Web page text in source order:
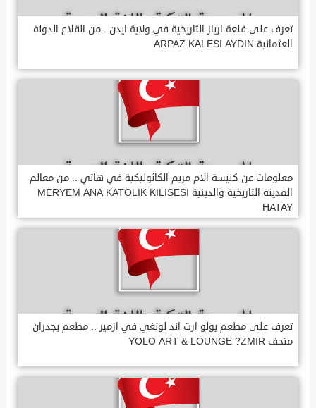
تعرف على قلعة ارباز التاريخية في ولاية ايدن.. من القلاع الدولة
العثمانية ARPAZ KALESI AYDIN
معلومات عن كنيسة الام مريم الكاثوليكية في هاتي .. من معالم
المدينة التاريخية والدينية MERYEM ANA KATOLIK KILISESI
HATAY
تعرف على مطعم يولو ارت اند لونغي في ازمير .. مطعم بجدران
متحف YOLO ART & LOUNGE ?ZMIR